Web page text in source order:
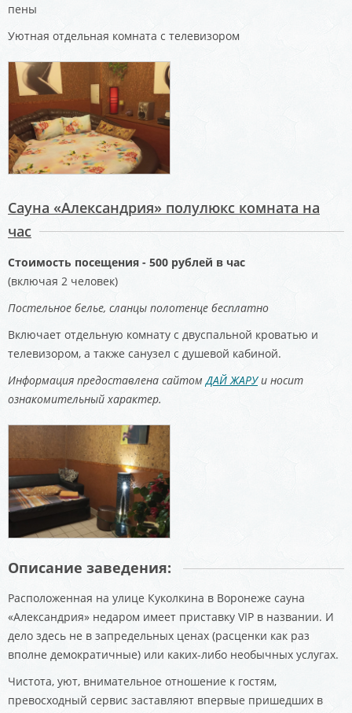
пены
Уютная отдельная комната с телевизором
Сауна «Александрия» полулюкс комната на
час
Стоимость посещения - 500 рублей в час
(включая 2 человек)
Постельное белье, сланцы полотенце бесплатно
Включает отдельную комнату с двуспальной кроватью и
телевизором, а также санузел с душевой кабиной.
Информация предоставлена сайтомДАЙ ЖАРУи носит
ознакомительный характер.
Описание заведения:
Расположенная на улице Куколкина в Воронеже сауна
«Александрия» недаром имеет приставку VIP в названии. И
дело здесь не в запредельных ценах (расценки как раз
вполне демократичные) или каких-либо необычных услугах.
Чистота, уют, внимательное отношение к гостям,
превосходный сервис заставляют впервые пришедших в